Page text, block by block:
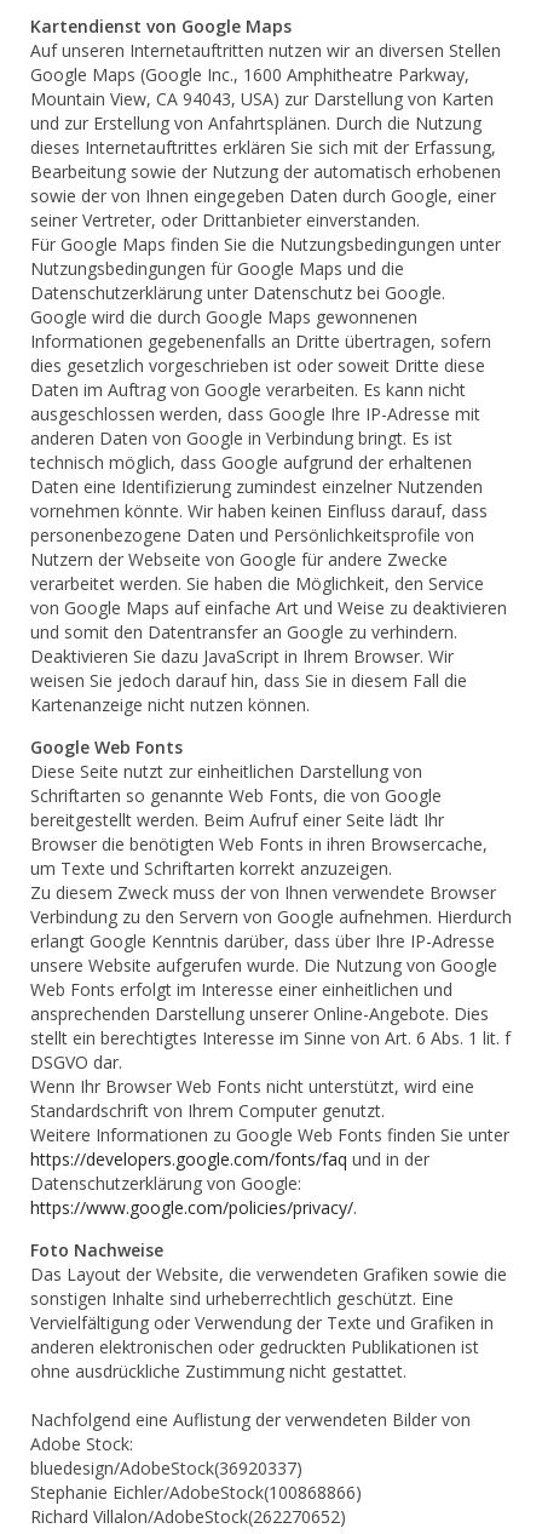
Kartendienst von Google Maps
Auf unseren Internetauftritten nutzen wir an diversen Stellen
Google Maps (Google Inc., 1600 Amphitheatre Parkway,
Mountain View, CA 94043, USA) zur Darstellung von Karten
und zur Erstellung von Anfahrtsplänen. Durch die Nutzung
dieses Internetauftrittes erklären Sie sich mit der Erfassung,
Bearbeitung sowie der Nutzung der automatisch erhobenen
sowie der von Ihnen eingegeben Daten durch Google, einer
seiner Vertreter, oder Drittanbieter einverstanden.
Für Google Maps finden Sie die Nutzungsbedingungen unter
Nutzungsbedingungen für Google Maps und die
Datenschutzerklärung unter Datenschutz bei Google.
Google wird die durch Google Maps gewonnenen
Informationen gegebenenfalls an Dritte übertragen, sofern
dies gesetzlich vorgeschrieben ist oder soweit Dritte diese
Daten im Auftrag von Google verarbeiten. Es kann nicht
ausgeschlossen werden, dass Google Ihre IP-Adresse mit
anderen Daten von Google in Verbindung bringt. Es ist
technisch möglich, dass Google aufgrund der erhaltenen
Daten eine Identifizierung zumindest einzelner Nutzenden
vornehmen könnte. Wir haben keinen Einfluss darauf, dass
personenbezogene Daten und Persönlichkeitsprofile von
Nutzern der Webseite von Google für andere Zwecke
verarbeitet werden. Sie haben die Möglichkeit, den Service
von Google Maps auf einfache Art und Weise zu deaktivieren
und somit den Datentransfer an Google zu verhindern.
Deaktivieren Sie dazu JavaScript in Ihrem Browser. Wir
weisen Sie jedoch darauf hin, dass Sie in diesem Fall die
Kartenanzeige nicht nutzen können.
Google Web Fonts
Diese Seite nutzt zur einheitlichen Darstellung von
Schriftarten so genannte Web Fonts, die von Google
bereitgestellt werden. Beim Aufruf einer Seite lädt Ihr
Browser die benötigten Web Fonts in ihren Browsercache,
um Texte und Schriftarten korrekt anzuzeigen.
Zu diesem Zweck muss der von Ihnen verwendete Browser
Verbindung zu den Servern von Google aufnehmen. Hierdurch
erlangt Google Kenntnis darüber, dass über Ihre IP-Adresse
unsere Website aufgerufen wurde. Die Nutzung von Google
Web Fonts erfolgt im Interesse einer einheitlichen und
ansprechenden Darstellung unserer Online-Angebote. Dies
stellt ein berechtigtes Interesse im Sinne von Art. 6 Abs. 1 lit. f
DSGVO dar.
Wenn Ihr Browser Web Fonts nicht unterstützt, wird eine
Standardschrift von Ihrem Computer genutzt.
Weitere Informationen zu Google Web Fonts finden Sie unter
https://developers.google.com/fonts/faq und in der
Datenschutzerklärung von Google:
https://www.google.com/policies/privacy/.
Foto Nachweise
Das Layout der Website, die verwendeten Grafiken sowie die
sonstigen Inhalte sind urheberrechtlich geschützt. Eine
Vervielfältigung oder Verwendung der Texte und Grafiken in
anderen elektronischen oder gedruckten Publikationen ist
ohne ausdrückliche Zustimmung nicht gestattet.
Nachfolgend eine Auflistung der verwendeten Bilder von
Adobe Stock:
bluedesign/AdobeStock(36920337)
Stephanie Eichler/AdobeStock(100868866)
Richard Villalon/AdobeStock(262270652)